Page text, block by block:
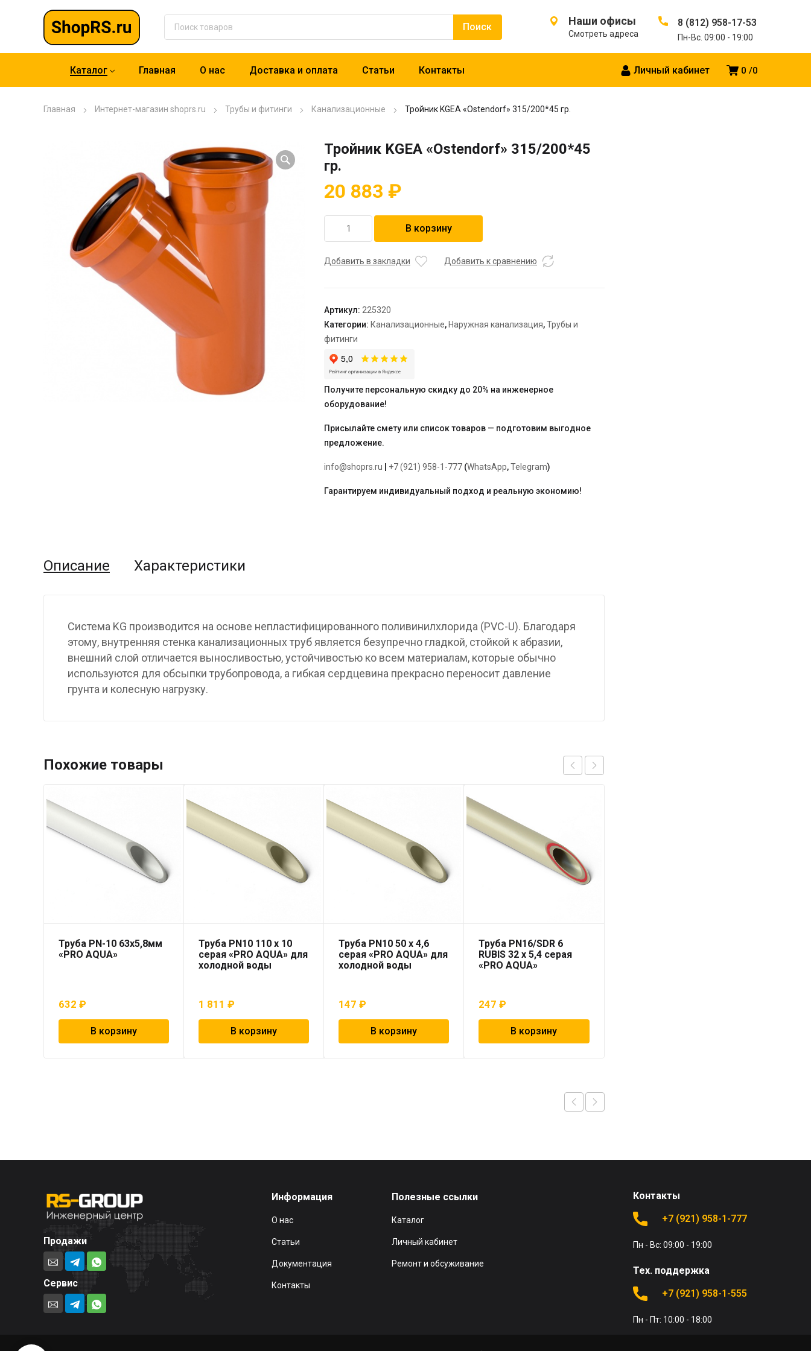
Наши офисы
Смотреть адреса
8 (812) 958-17-53
Пн-Вс. 09:00 - 19:00
0 0
Личный кабинет
Каталог Главная О нас Доставка и оплата Статьи Контакты
Главная Интернет-магазин shoprs.ru Трубы и фитинги Канализационные Тройник KGEA «Ostendorf» 315/200*45 гр.
Тройник KGEA «Ostendorf» 315/200*45
гр.
20 883 ₽
товара
KGEA
В корзину
Добавить в закладки Добавить к сравнению
Артикул: 225320
Категории: Канализационные, Наружная канализация,Трубы и
фитинги
Получите персональную скидку до 20% на инженерное
оборудование!
Присылайте смету или список товаров — подготовим выгодное
предложение.
info@shoprs.ru +7 (921) 958-1-777 (WhatsApp,Telegram)
Гарантируем индивидуальный подход и реальную экономию!
Описание Характеристики
Система KG производится на основе непластифицированного поливинилхлорида (PVC-U). Благодаря
этому, внутренняя стенка канализационных труб является безупречно гладкой, стойкой к абразии,
внешний слой отличается выносливостью, устойчивостью ко всем материалам, которые обычно
используются для обсыпки трубопровода, а гибкая сердцевина прекрасно переносит давление
грунта и колесную нагрузку.
Похожие товары
Труба PN-10 63х5,8мм
«PRO AQUA»
632 ₽
В корзину
Труба PN10 110 x 10
серая «PRO AQUA» для
холодной воды
1 811₽
В корзину
Труба PN10 50 x 4,6
серая «PRO AQUA» для
холодной воды
147₽
В корзину
Труба PN16/SDR 6
RUBIS 32 x 5,4 серая
«PRO AQUA»
247₽
В корзину
Продажи
Сервис
Информация
О нас
Статьи
Документация
Контакты
Полезные ссылки
Каталог
Личный кабинет
Ремонт и обсуживание
Контакты
+7 (921) 958-1-777
Пн - Вс: 09:00 - 19:00
Тех. поддержка
+7 (921) 958-1-555
Пн - Пт: 10:00 - 18:00